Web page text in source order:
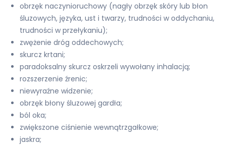
obrzęk naczynioruchowy (nagły obrzęk skóry lub błon
śluzowych, języka, ust i twarzy, trudności w oddychaniu,
trudności w przełykaniu);
zwężenie dróg oddechowych;
skurcz krtani;
paradoksalny skurcz oskrzeli wywołany inhalacją;
rozszerzenie źrenic;
niewyraźne widzenie;
obrzęk błony śluzowej gardła;
ból oka;
zwiększone ciśnienie wewnątrzgałkowe;
jaskra;